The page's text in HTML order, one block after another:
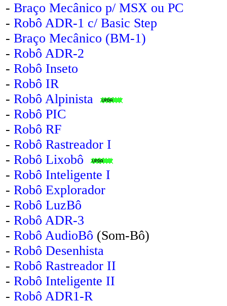
- Braço Mecânico p/ MSX ou PC
- Robô ADR-1 c/ Basic Step
- Braço Mecânico (BM-1)
- Robô ADR-2
- Robô Inseto
- Robô IR
- Robô Alpinista
- Robô PIC
- Robô RF
- Robô Rastreador I
- Robô Lixobô
- Robô Inteligente I
- Robô Explorador
- Robô LuzBô
- Robô ADR-3
- Robô AudioBô (Som-Bô)
- Robô Desenhista
- Robô Rastreador II
- Robô Inteligente II
- Robô ADR1-R